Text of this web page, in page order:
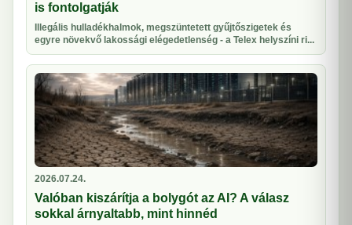
is fontolgatják
Illegális hulladékhalmok, megszüntetett gyűjtőszigetek és
egyre növekvő lakossági elégedetlenség - a Telex helyszíni ri...
2026.07.24.
Valóban kiszárítja a bolygót az AI? A válasz
sokkal árnyaltabb, mint hinnéd